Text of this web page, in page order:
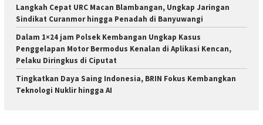
Langkah Cepat URC Macan Blambangan, Ungkap Jaringan
Sindikat Curanmor hingga Penadah di Banyuwangi
Dalam 1×24 jam Polsek Kembangan Ungkap Kasus
Penggelapan Motor Bermodus Kenalan di Aplikasi Kencan,
Pelaku Diringkus di Ciputat
Tingkatkan Daya Saing Indonesia, BRIN Fokus Kembangkan
Teknologi Nuklir hingga AI